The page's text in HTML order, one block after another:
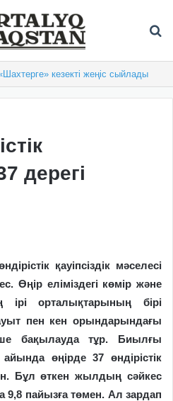
кезекті жеңіс сыйлады
дерегі
қауіпсіздік мәселесі
Өңір еліміздегі көмір және
ірі орталықтарының бірі
пен кен орындарындағы
бақылауда тұр. Биылғы
өңірде 37 өндірістік
Бұл өткен жылдың сәйкес
9,8 пайызға төмен. Ал зардап